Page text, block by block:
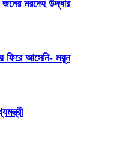
মরদেহ উদ্ধার
ফিরে আসেনি- ময়ূন